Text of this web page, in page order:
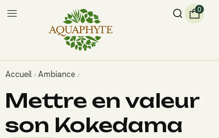
0
Accueil / Ambiance /
Mettre en valeur
son Kokedama